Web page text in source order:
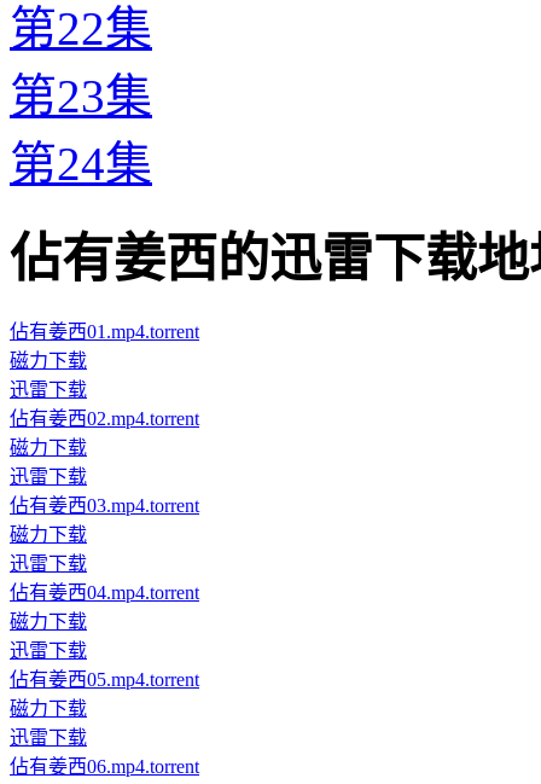
第22集
第23集
第24集
佔有姜西的迅雷下载地
佔有姜西01.mp4.torrent
磁力下载
迅雷下载
佔有姜西02.mp4.torrent
磁力下载
迅雷下载
佔有姜西03.mp4.torrent
磁力下载
迅雷下载
佔有姜西04.mp4.torrent
磁力下载
迅雷下载
佔有姜西05.mp4.torrent
磁力下载
迅雷下载
佔有姜西06.mp4.torrent